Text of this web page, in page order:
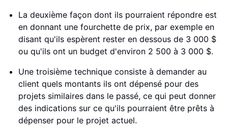
La deuxième façon dont ils pourraient répondre est
en donnant une fourchette de prix, par exemple en
disant qu'ils espèrent rester en dessous de 3 000 $
ou qu'ils ont un budget d'environ 2 500 à 3 000 $.
Une troisième technique consiste à demander au
client quels montants ils ont dépensé pour des
projets similaires dans le passé, ce qui peut donner
des indications sur ce qu'ils pourraient être prêts à
dépenser pour le projet actuel.